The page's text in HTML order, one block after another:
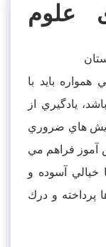
علوم
بايد با
يادگيري از
هاي ضروري
آموز فراهم مي
خيالي آسوده و
پرداخته و درك